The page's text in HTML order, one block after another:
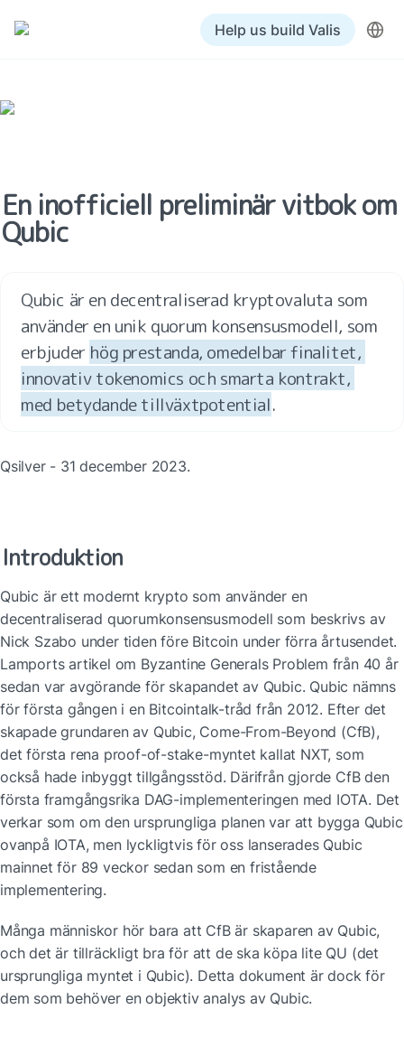
Help us build Valis
En inofficiell preliminär vitbok om
Qubic
Qubic är en decentraliserad kryptovaluta som
använder en unik quorum konsensusmodell, som
erbjuder hög prestanda, omedelbar finalitet,
innovativ tokenomics och smarta kontrakt,
med betydande tillväxtpotential.
Qsilver - 31 december 2023.
Introduktion
Qubic är ett modernt krypto som använder en
decentraliserad quorumkonsensusmodell som beskrivs av
Nick Szabo under tiden före Bitcoin under förra årtusendet.
Lamports artikel om Byzantine Generals Problem från 40 år
sedan var avgörande för skapandet av Qubic. Qubic nämns
för första gången i en Bitcointalk-tråd från 2012. Efter det
skapade grundaren av Qubic, Come-From-Beyond (CfB),
det första rena proof-of-stake-myntet kallat NXT, som
också hade inbyggt tillgångsstöd. Därifrån gjorde CfB den
första framgångsrika DAG-implementeringen med IOTA. Det
verkar som om den ursprungliga planen var att bygga Qubic
ovanpå IOTA, men lyckligtvis för oss lanserades Qubic
mainnet för 89 veckor sedan som en fristående
implementering.
Många människor hör bara att CfB är skaparen av Qubic,
och det är tillräckligt bra för att de ska köpa lite QU (det
ursprungliga myntet i Qubic). Detta dokument är dock för
dem som behöver en objektiv analys av Qubic.